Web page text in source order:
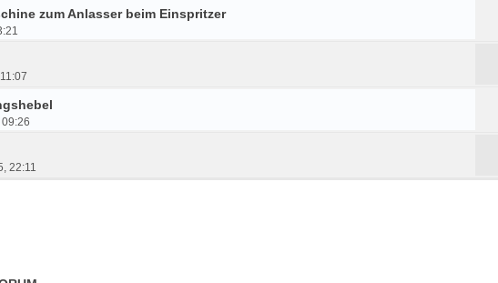
zum Anlasser beim Einspritzer
22:11